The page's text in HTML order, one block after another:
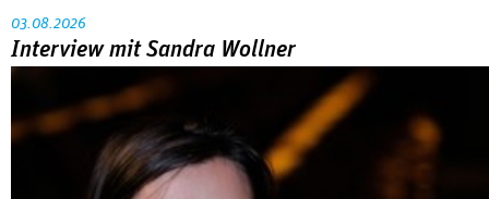
72. Internationale Kurzfilmtage Oberhausen
ALLE FESTIVALBERICHTE